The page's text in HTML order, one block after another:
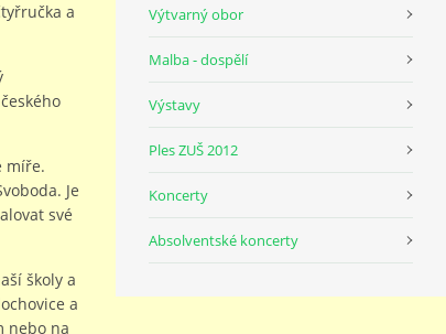
a
míře.
Je
své
školy a
a
nebo na
Výtvarný obor
Malba - dospělí
Výstavy
Ples ZUŠ 2012
Koncerty
Absolventské koncerty